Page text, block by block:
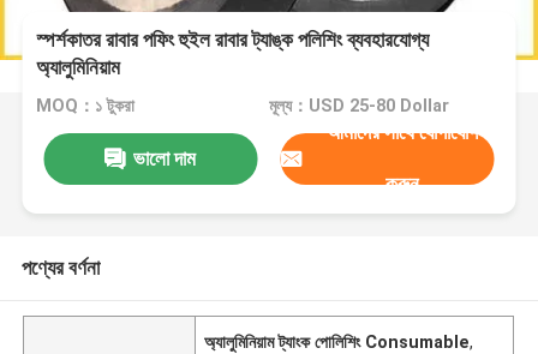
স্পর্শকাতর রাবার পফিং হুইল রাবার ট্যাঙ্ক পলিশিং ব্যবহারযোগ্য
অ্যালুমিনিয়াম
MOQ：১ টুকরা মূল্য：USD 25-80 Dollar
ভালো দাম
আমাদের সাথে যোগাযোগ
করুন
পণ্যের বর্ণনা
অ্যালুমিনিয়াম ট্যাংক পোলিশিং Consumable,